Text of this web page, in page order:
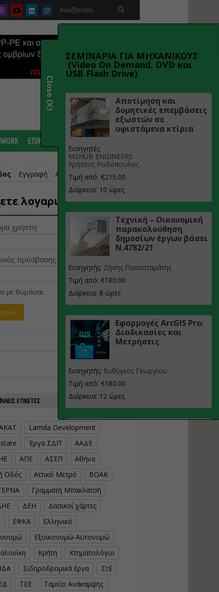

ΕΠΙΚΟΙΝΩΝΙΑ
Εγγραφή Ανάκτηση κωδικού
λογαριασμό;
χρήστη:
πρόσβασης:
με θυμάσαι
ΕΤΙΚΈΤΕΣ
Lamda Development
Έργα ΣΔΙΤ
ΑΑΔΕ
ΑΠΕ ΑΣΕΠ
Αθήνα
Οδός
Αττικό Μετρό
ΒΟΑΚ
Γραμματή Μπακλατσή
ΔΕΗ
Δασικοί χάρτες
ΕΦΚΑ
Ελληνικό
Εξοικονομώ-Αυτονομώ
Κρήτη
Κτηματολόγιο
Σιδηροδρομικά έργα
ΣτΕ
ΤΕΕ
Ταμείο Ανάκαμψης
ΣΕΜΙΝΑΡΙΑ ΓΙΑ ΜΗΧΑΝΙΚΟΥΣ
(Video On Demand, DVD και
USB Flash Drive)
Αποτίμηση και
δομητικές επεμβάσεις
εξωστών σε
υφιστάμενα κτίρια
Εισηγητές:
M2HUB ENGINEERS
Χρήστος Ροδόπουλος
Τιμή από: €215.00
Διάρκεια: 10 ώρες
Τεχνική – Οικονομική
παρακολούθηση
δημοσίων έργων βάσει
Ν.4782/21
Εισηγητής: Ζήσης Παπασταμάτης
Τιμή από: €180.00
Διάρκεια: 8 ώρες
Εφαρμογές ArcGIS Pro:
Διαδικασίες και
Μετρήσεις
Εισηγητής: Ευθύμιος Γεωργίου
Τιμή από: €180.00
Διάρκεια: 12 ώρες
Εισηγητής:
Τιμή από: €230.00
Διάρκεια: 16 ώρες
Close (X)